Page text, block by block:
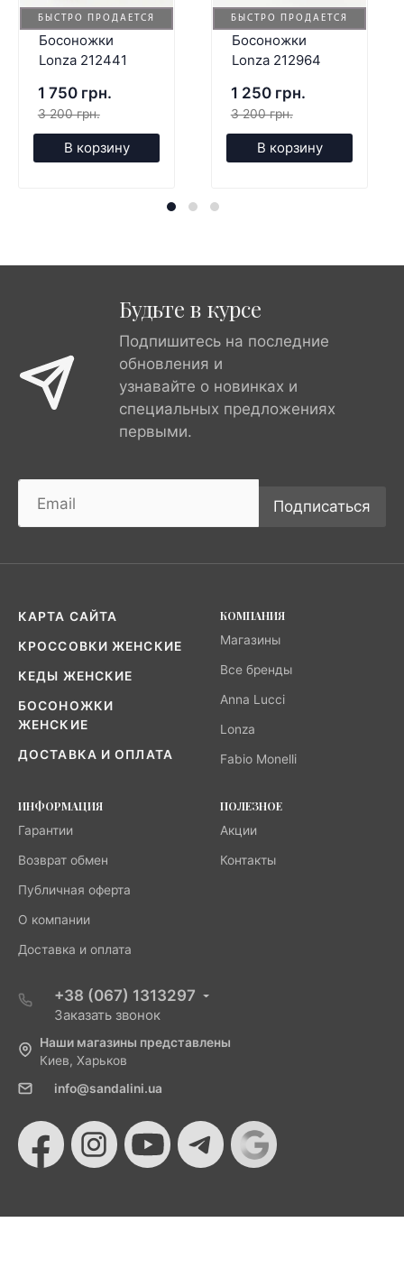
БЫСТРО ПРОДАЕТСЯ
Босоножки
Lonza 212441
1 750 грн.
3 200 грн.
В корзину
БЫСТРО ПРОДАЕТСЯ
Босоножки
Lonza 212964
1 250 грн.
3 200 грн.
В корзину
Будьте в курсе
Подпишитесь на последние
обновления и
узнавайте о новинках и
специальных предложениях
первыми.
Подписаться
КАРТА САЙТА
КРОССОВКИ ЖЕНСКИЕ
КЕДЫ ЖЕНСКИЕ
БОСОНОЖКИ
ЖЕНСКИЕ
ДОСТАВКА И ОПЛАТА
КОМПАНИЯ
Магазины
Все бренды
Anna Lucci
Lonza
Fabio Monelli
ИНФОРМАЦИЯ
Гарантии
Возврат обмен
Публичная оферта
О компании
Доставка и оплата
ПОЛЕЗНОЕ
Акции
Контакты
+38 (067) 1313297
Заказать звонок
Наши магазины представлены
Киев, Харьков
info@sandalini.ua